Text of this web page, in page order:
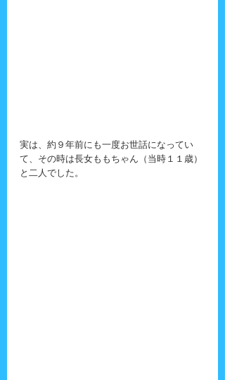
実は、約９年前にも一度お世話になってい
て、その時は長女ももちゃん（当時１１歳）
と二人でした。